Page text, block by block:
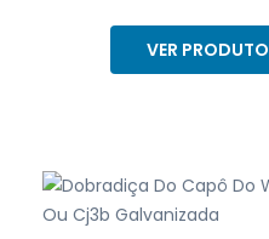
VER PRODUTO